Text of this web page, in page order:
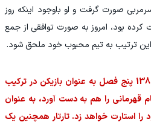
صورت گرفت و او باوجود اینکه روز
بود، امروز به صورت توافقی از جمع
ترتیب به تیم محبوب خود ملحق شود.
مهدی تارتار که در دهه 1370 و 1380 پنج فصل به عنوان بازیکن در ترکیب
را هم به دست آورد، به عنوان
استارت خواهد زد. تارتار همچنین یک